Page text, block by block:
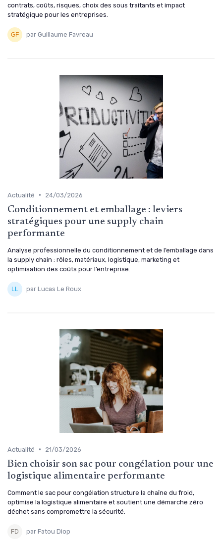
contrats, coûts, risques, choix des sous traitants et impact
stratégique pour les entreprises.
par Guillaume Favreau
Actualité • 24/03/2026
Conditionnement et emballage : leviers
stratégiques pour une supply chain
performante
Analyse professionnelle du conditionnement et de l’emballage dans
la supply chain : rôles, matériaux, logistique, marketing et
optimisation des coûts pour l’entreprise.
par Lucas Le Roux
Actualité • 21/03/2026
Bien choisir son sac pour congélation pour une
logistique alimentaire performante
Comment le sac pour congélation structure la chaîne du froid,
optimise la logistique alimentaire et soutient une démarche zéro
déchet sans compromettre la sécurité.
par Fatou Diop